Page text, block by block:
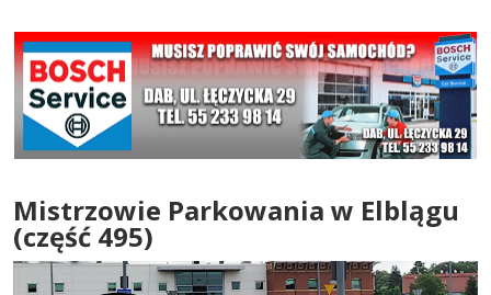
Mistrzowie Parkowania w Elblągu
(część 495)